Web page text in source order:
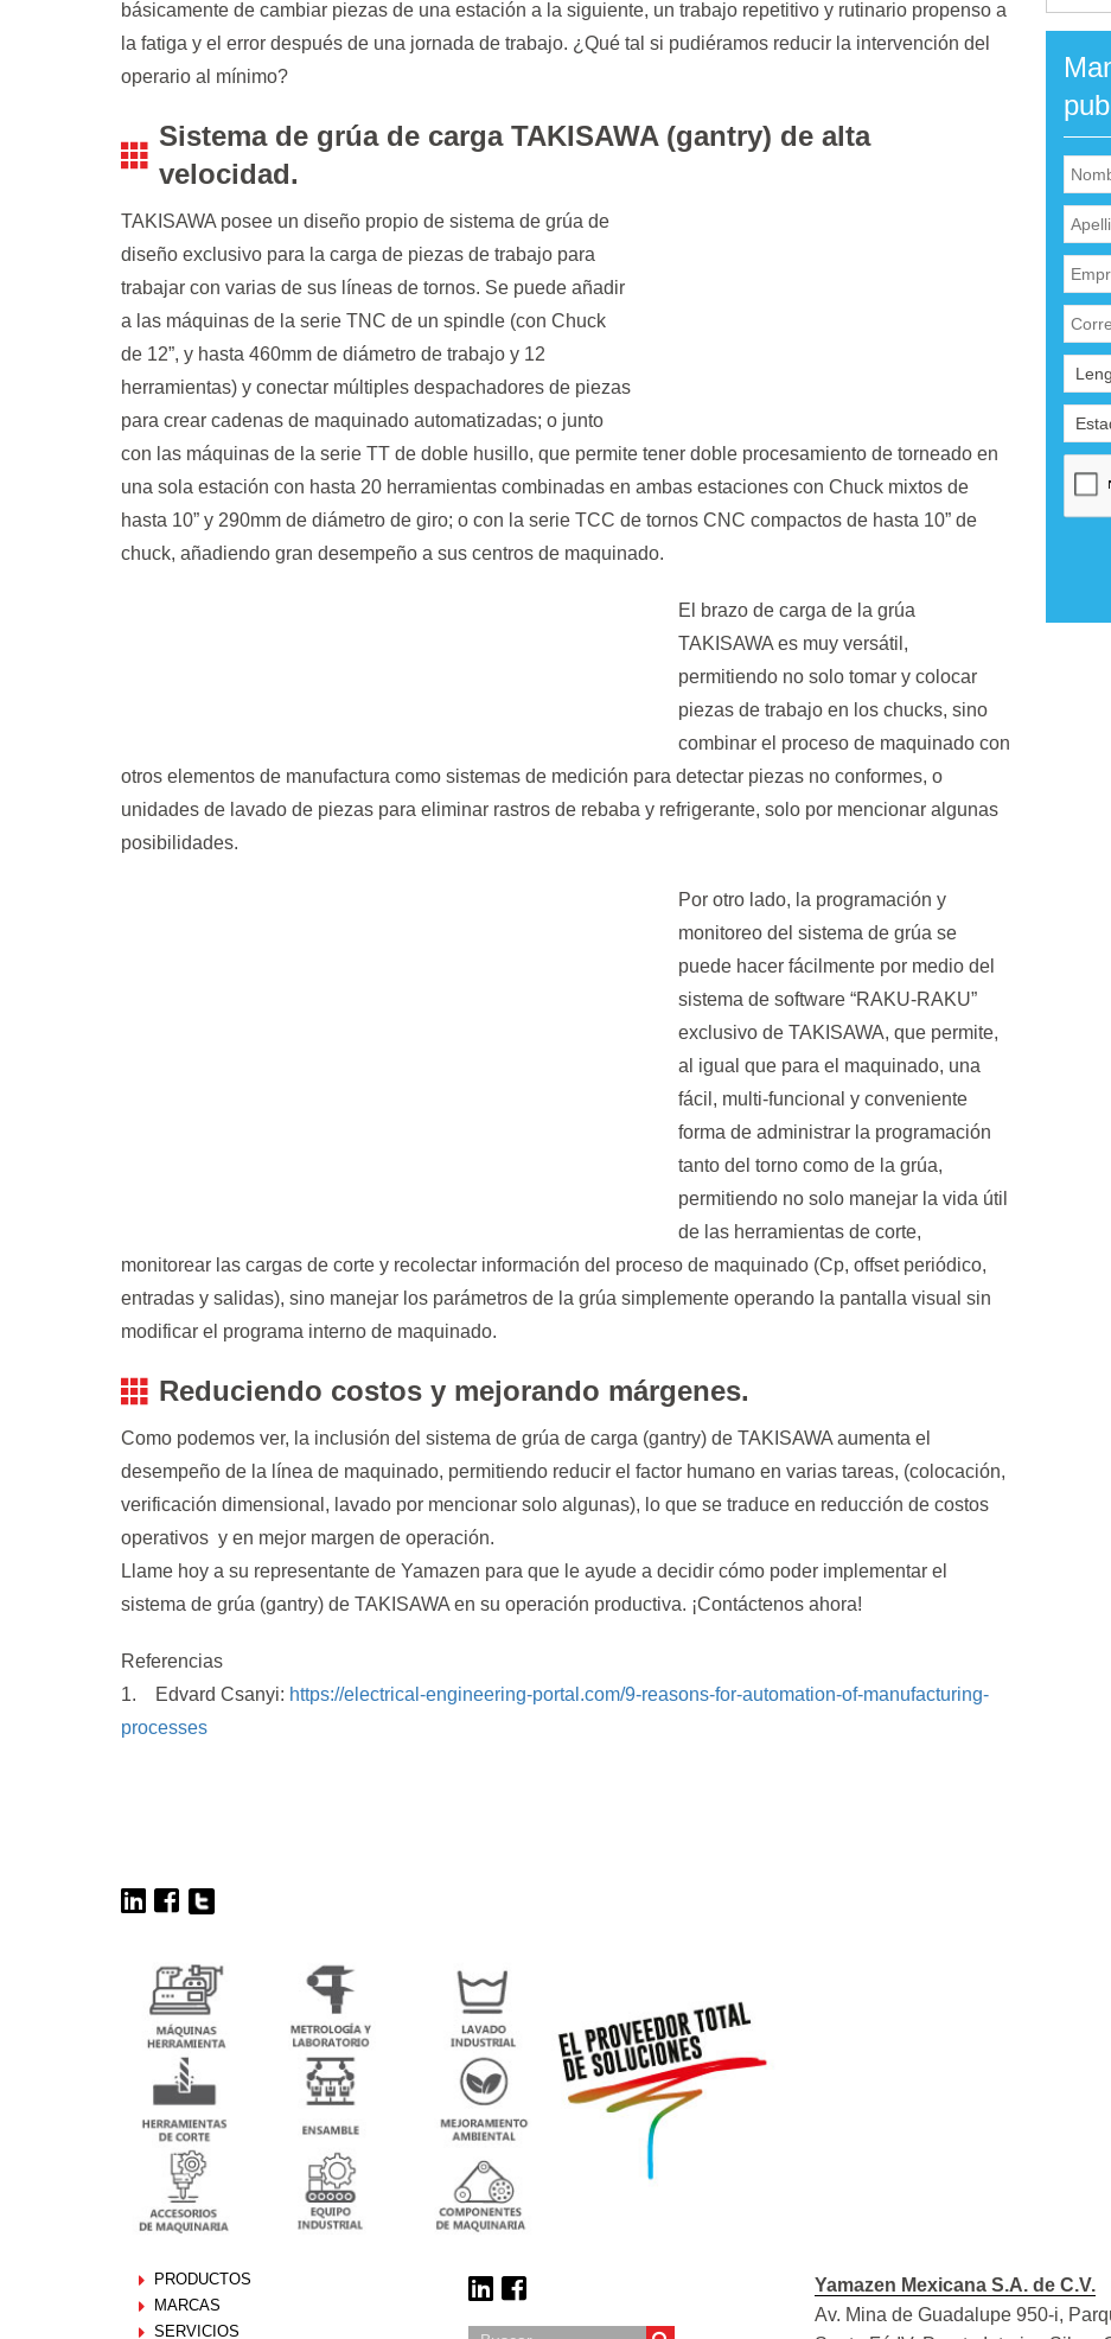
básicamente de cambiar piezas de una estación a la siguiente, un trabajo repetitivo y rutinario propenso a
la fatiga y el error después de una jornada de trabajo. ¿Qué tal si pudiéramos reducir la intervención del
operario al mínimo?
Sistema de grúa de carga TAKISAWA (gantry) de alta
velocidad.
TAKISAWA posee un diseño propio de sistema de grúa de
diseño exclusivo para la carga de piezas de trabajo para
trabajar con varias de sus líneas de tornos. Se puede añadir
a las máquinas de la serie TNC de un spindle (con Chuck
de 12”, y hasta 460mm de diámetro de trabajo y 12
herramientas) y conectar múltiples despachadores de piezas
para crear cadenas de maquinado automatizadas; o junto
con las máquinas de la serie TT de doble husillo, que permite tener doble procesamiento de torneado en
una sola estación con hasta 20 herramientas combinadas en ambas estaciones con Chuck mixtos de
hasta 10” y 290mm de diámetro de giro; o con la serie TCC de tornos CNC compactos de hasta 10” de
chuck, añadiendo gran desempeño a sus centros de maquinado.
El brazo de carga de la grúa
TAKISAWA es muy versátil,
permitiendo no solo tomar y colocar
piezas de trabajo en los chucks, sino
combinar el proceso de maquinado con
otros elementos de manufactura como sistemas de medición para detectar piezas no conformes, o
unidades de lavado de piezas para eliminar rastros de rebaba y refrigerante, solo por mencionar algunas
posibilidades.
Por otro lado, la programación y
monitoreo del sistema de grúa se
puede hacer fácilmente por medio del
sistema de software “RAKU-RAKU”
exclusivo de TAKISAWA, que permite,
al igual que para el maquinado, una
fácil, multi-funcional y conveniente
forma de administrar la programación
tanto del torno como de la grúa,
permitiendo no solo manejar la vida útil
de las herramientas de corte,
monitorear las cargas de corte y recolectar información del proceso de maquinado (Cp, offset periódico,
entradas y salidas), sino manejar los parámetros de la grúa simplemente operando la pantalla visual sin
modificar el programa interno de maquinado.
Reduciendo costos y mejorando márgenes.
Como podemos ver, la inclusión del sistema de grúa de carga (gantry) de TAKISAWA aumenta el
desempeño de la línea de maquinado, permitiendo reducir el factor humano en varias tareas, (colocación,
verificación dimensional, lavado por mencionar solo algunas), lo que se traduce en reducción de costos
operativos y en mejor margen de operación.
Llame hoy a su representante de Yamazen para que le ayude a decidir cómo poder implementar el
sistema de grúa (gantry) de TAKISAWA en su operación productiva. ¡Contáctenos ahora!
Referencias
1. Edvard Csanyi: https://electrical-engineering-portal.com/9-reasons-for-automation-of-manufacturing-
processes
PRODUCTOS
MARCAS
SERVICIOS
Yamazen Mexicana S.A. de C.V.
Av. Mina de Guadalupe 950-i,